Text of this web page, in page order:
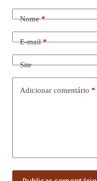
Nome*
E-mail*
Site
Adicionar comentário *